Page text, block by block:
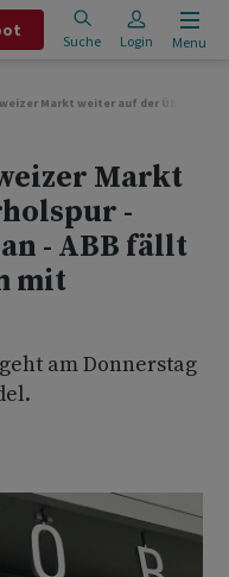
Suche Login Menu
Markt weiter auf der
Markt
-
- ABB fällt
mit
am Donnerstag